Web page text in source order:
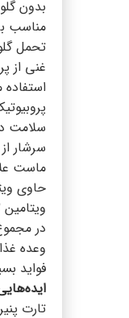
بدون
مناسب
تحمل
غنی از
سلامت
سرشار
ماست
حاوی
ویتامین B12، فسفر، پتاسیم و منیزیم نیز هست.
در
وعده
فواید
تارت